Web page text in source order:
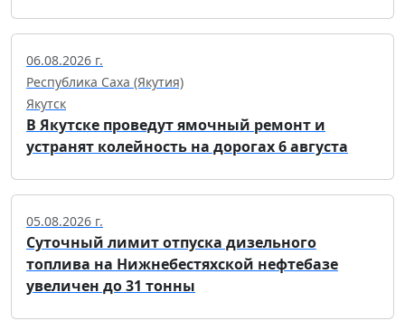
06.08.2026 г.
Республика Саха (Якутия)
Якутск
В Якутске проведут ямочный ремонт и
устранят колейность на дорогах 6 августа
05.08.2026 г.
Суточный лимит отпуска дизельного
топлива на Нижнебестяхской нефтебазе
увеличен до 31 тонны